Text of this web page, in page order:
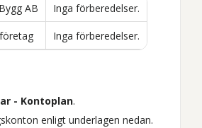
AB Inga förberedelser.
Inga förberedelser.
- Kontoplan.
enligt underlagen nedan.